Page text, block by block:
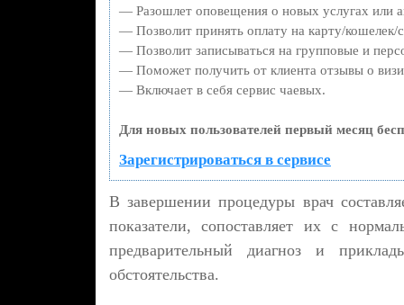
— Разошлет оповещения о новых услугах или
— Позволит принять оплату на карту/кошелек/
— Позволит записываться на групповые и
— Поможет получить от клиента отзывы о
— Включает в себя сервис чаевых.
Для новых пользователей первый месяц
Зарегистрироваться в сервисе
В завершении процедуры врач
показатели, сопоставляет их с
предварительный диагноз и
обстоятельства.